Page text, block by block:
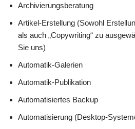
Archivierungsberatung
Artikel-Erstellung (Sowohl
als auch „Copywriting“ zu
Sie uns)
Automatik-Galerien
Automatik-Publikation
Automatisiertes Backup
Automatisierung (Desktop-